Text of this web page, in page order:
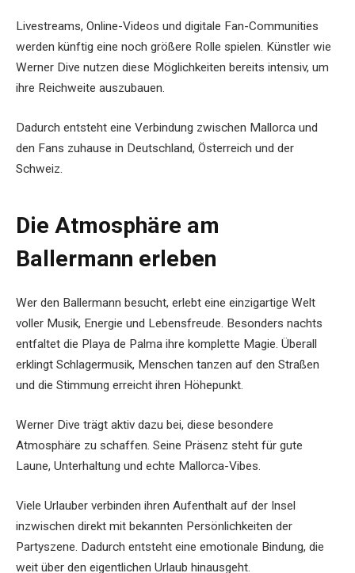
Livestreams, Online-Videos und digitale Fan-Communities
werden künftig eine noch größere Rolle spielen. Künstler wie
Werner Dive nutzen diese Möglichkeiten bereits intensiv, um
ihre Reichweite auszubauen.
Dadurch entsteht eine Verbindung zwischen Mallorca und
den Fans zuhause in Deutschland, Österreich und der
Schweiz.
Die Atmosphäre am
Ballermann erleben
Wer den Ballermann besucht, erlebt eine einzigartige Welt
voller Musik, Energie und Lebensfreude. Besonders nachts
entfaltet die Playa de Palma ihre komplette Magie. Überall
erklingt Schlagermusik, Menschen tanzen auf den Straßen
und die Stimmung erreicht ihren Höhepunkt.
Werner Dive trägt aktiv dazu bei, diese besondere
Atmosphäre zu schaffen. Seine Präsenz steht für gute
Laune, Unterhaltung und echte Mallorca-Vibes.
Viele Urlauber verbinden ihren Aufenthalt auf der Insel
inzwischen direkt mit bekannten Persönlichkeiten der
Partyszene. Dadurch entsteht eine emotionale Bindung, die
weit über den eigentlichen Urlaub hinausgeht.